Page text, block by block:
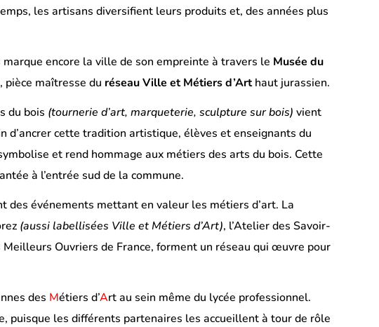
les artisans diversifient leurs produits et, des années plus
encore la ville de son empreinte à travers le Musée du
, pièce maîtresse du réseauVille et Métiers d’Arthaut jurassien.
du bois (tournerie d’art, marqueterie, sculpture sur bois) vient
d’ancrer cette tradition artistique, élèves et enseignants du
et rend hommage aux métiers des arts du bois. Cette
à l’entrée sud de la commune.
des événements mettant en valeur les métiers d’art. La
(aussi labellisées Ville et Métiers d’Art), l’Atelier des Savoir-
Ouvriers de France, forment un réseau qui œuvre pour
des Métiers d’Art au sein même du lycée professionnel.
puisque les différents partenaires les accueillent à tour de rôle